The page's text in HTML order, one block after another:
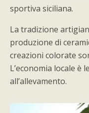
sportiva siciliana.
La tradizione
produzione di
creazioni colorate
L’economia locale è
all’allevamento.